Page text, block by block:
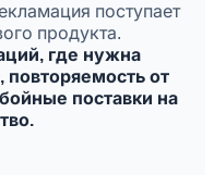
поступает
продукта.
где нужна
повторяемость от
поставки на